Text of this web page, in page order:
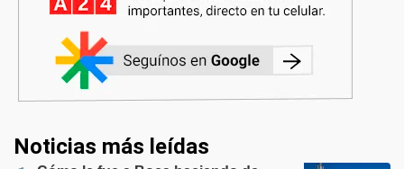
Noticias más leídas